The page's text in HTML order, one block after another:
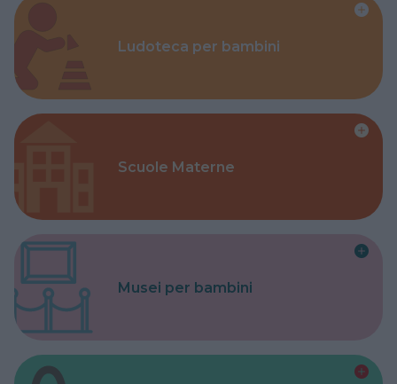
Ludoteca per bambini
Scuole Materne
Musei per bambini